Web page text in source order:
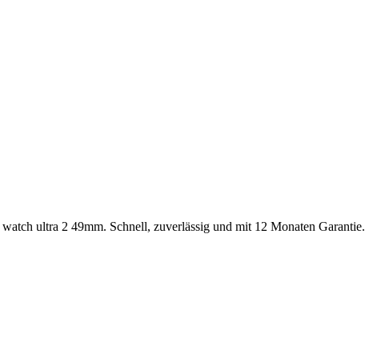
watch ultra 2 49mm. Schnell, zuverlässig und mit 12 Monaten Garantie.